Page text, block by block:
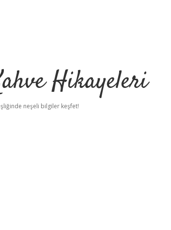
Hikayeleri
neşeli bilgiler keşfet!